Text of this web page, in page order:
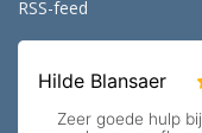
RSS-feed